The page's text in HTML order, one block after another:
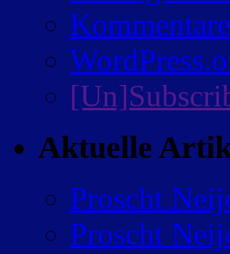
Aktuelle
Proscht
Proscht